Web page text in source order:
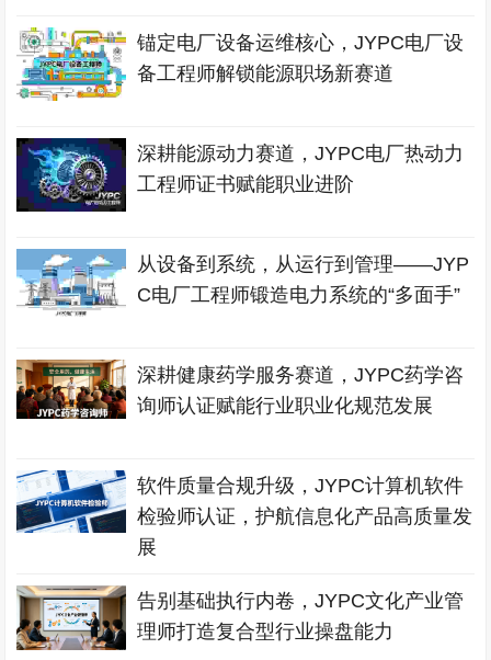
锚定电厂设备运维核心，JYPC电厂设
备工程师解锁能源职场新赛道
深耕能源动力赛道，JYPC电厂热动力
工程师证书赋能职业进阶
从设备到系统，从运行到管理——JYP
C电厂工程师锻造电力系统的“多面手”
深耕健康药学服务赛道，JYPC药学咨
询师认证赋能行业职业化规范发展
软件质量合规升级，JYPC计算机软件
检验师认证，护航信息化产品高质量发
展
告别基础执行内卷，JYPC文化产业管
理师打造复合型行业操盘能力